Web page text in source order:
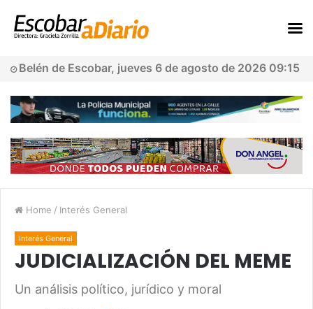
Belén de Escobar, jueves 6 de agosto de 2026 09:15
Home / Interés General
Interés General
JUDICIALIZACIÓN DEL MEME
Un análisis político, jurídico y moral